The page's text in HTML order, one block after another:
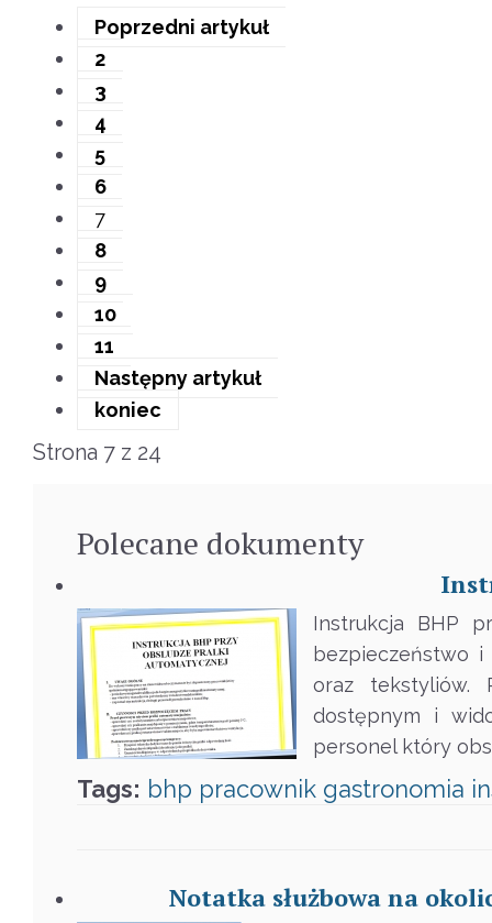
Poprzedni artykuł
2
3
4
5
6
7
8
9
10
11
Następny artykuł
koniec
Strona 7 z 24
Polecane dokumenty
Instrukcja BHP
bezpieczeństwo i
oraz tekstyliów.
dostępnym i
personel który
Tags: bhp pracownik gastronomia
Notatka służbowa na